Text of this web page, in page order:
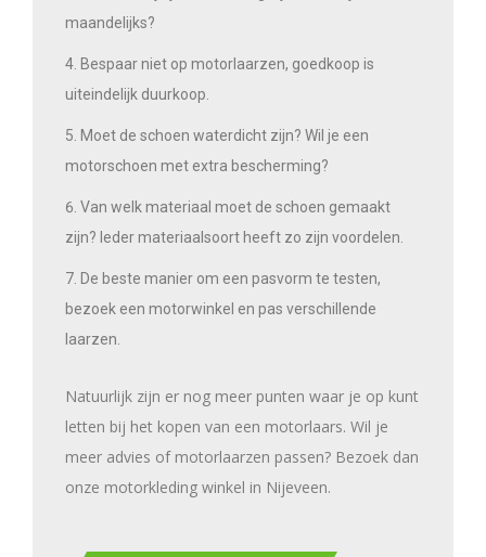
maandelijks?
Bespaar niet op motorlaarzen, goedkoop is
uiteindelijk duurkoop.
Moet de schoen waterdicht zijn? Wil je een
motorschoen met extra bescherming?
Van welk materiaal moet de schoen gemaakt
zijn? Ieder materiaalsoort heeft zo zijn voordelen.
De beste manier om een pasvorm te testen,
bezoek een motorwinkel en pas verschillende
laarzen.
Natuurlijk zijn er nog meer punten waar je op kunt
letten bij het kopen van een motorlaars. Wil je
meer advies of motorlaarzen passen? Bezoek dan
onze motorkleding winkel in Nijeveen.